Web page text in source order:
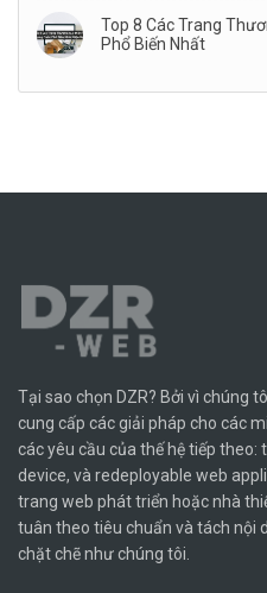
Top 8 Các Trang
Phổ Biến Nhất
Tại sao chọn DZR? Bởi vì chúng
cung cấp các giải pháp cho các
các yêu cầu của thế hệ tiếp
device, và redeployable web
trang web phát triển hoặc nhà
tuân theo tiêu chuẩn và tách nội
chặt chẽ như chúng tôi.